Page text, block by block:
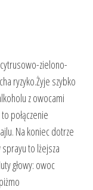
zielono-
ryzyko.Żyje szybko
z owocami
połączenie
Na koniec dotrze
to lżejsza
głowy: owoc